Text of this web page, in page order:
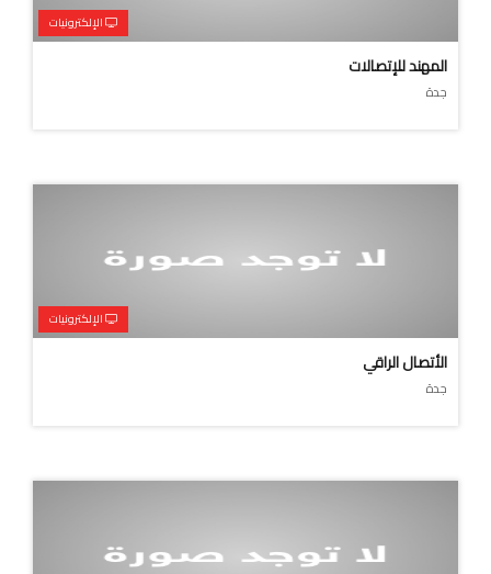
الإلكترونيات
المهند للإتصالات
جدة
الإلكترونيات
الأتصال الراقي
جدة